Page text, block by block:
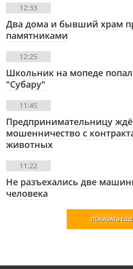
12:33
Два дома и бывший храм
памятниками
12:25
Школьник на мопеде попал
"Субару"
11:45
Предпринимательницу
мошенничество с
животных
11:22
Не разъехались две
человека
ПОКАЗАТЬ ЕЩЕ